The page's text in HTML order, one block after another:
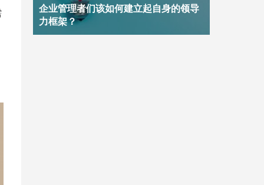
企业管理者们该如何建立起自身的领导
力框架？